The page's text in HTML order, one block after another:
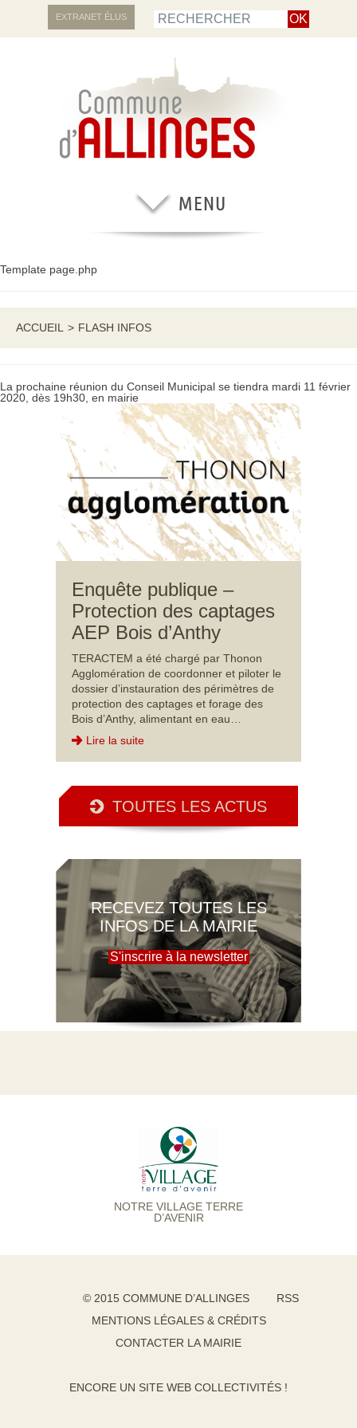
EXTRANET ÉLUS
Template page.php
ACCUEIL > FLASH INFOS
La prochaine réunion du Conseil Municipal se tiendra mardi 11 février
2020, dès 19h30, en mairie
Enquête publique –
Protection des captages
AEP Bois d’Anthy
TERACTEM a été chargé par Thonon
Agglomération de coordonner et piloter le
dossier d’instauration des périmètres de
protection des captages et forage des
Bois d’Anthy, alimentant en eau…
Lire la suite
TOUTES LES ACTUS
RECEVEZ TOUTES LES
INFOS DE LA MAIRIE
S'inscrire à la newsletter
NOTRE VILLAGE TERRE
D’AVENIR
© 2015 COMMUNE D’ALLINGES
RSS
MENTIONS LÉGALES & CRÉDITS
CONTACTER LA MAIRIE
ENCORE UN SITE WEB COLLECTIVITÉS !